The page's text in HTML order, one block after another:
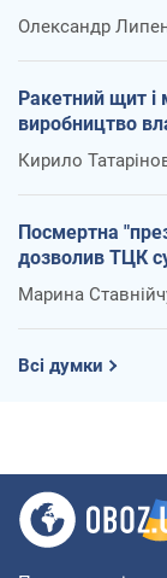
Олександр
Ракетний щит і
виробництво
Кирило
Посмертна
дозволив ТЦК
Марина
Всі думки